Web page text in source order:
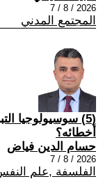
2026 / 8 / 7
المجتمع المدني
(5) سوسيولوجيا
أخطائه؟
حسام الدين فياض
2026 / 8 / 7
الفلسفة ,علم